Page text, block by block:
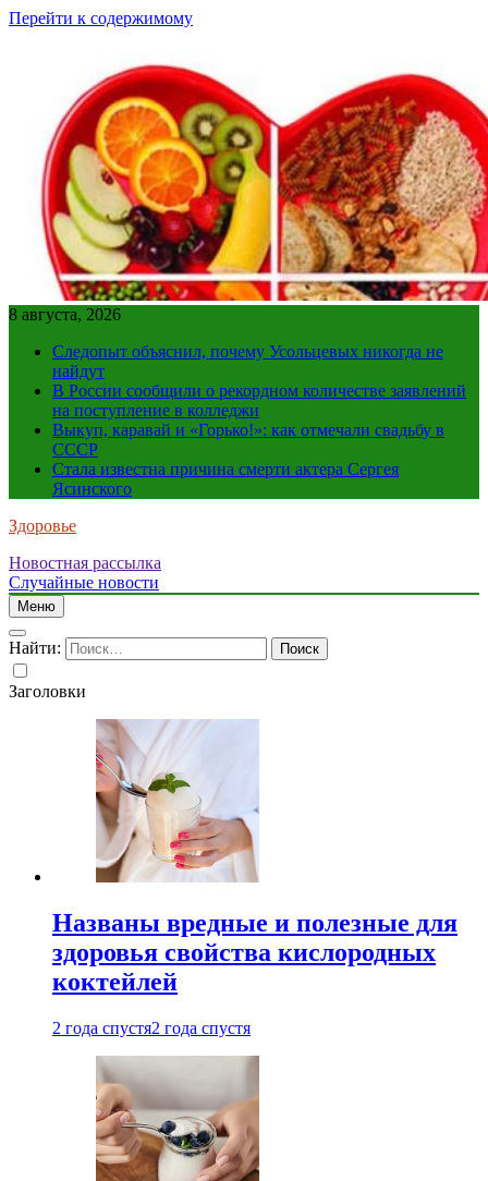
Перейти к содержимому
8 августа, 2026
Следопыт объяснил, почему Усольцевых никогда не
найдут
В России сообщили о рекордном количестве заявлений
на поступление в колледжи
Выкуп, каравай и «Горько!»: как отмечали свадьбу в
СССР
Стала известна причина смерти актера Сергея
Ясинского
Здоровье
Новостная рассылка
Случайные новости
Меню
Найти:
Заголовки
Названы вредные и полезные для
здоровья свойства кислородных
коктейлей
2 года спустя2 года спустя